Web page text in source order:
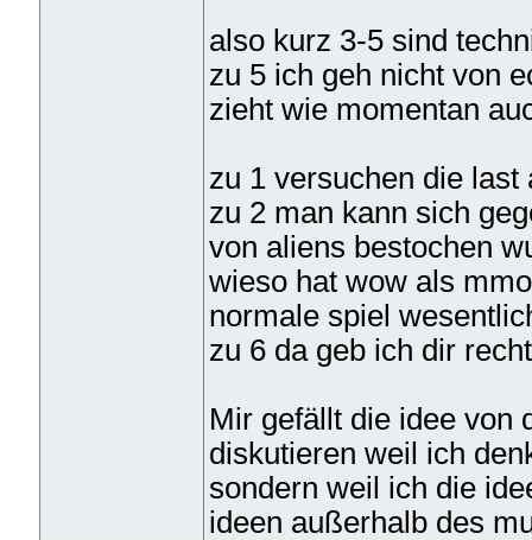
also kurz 3-5 sind
zu 5 ich geh nicht von
zieht wie momentan
zu 1 versuchen die
zu 2 man kann sich
von aliens bestochen
wieso hat wow als
normale spiel
zu 6 da geb ich dir
Mir gefällt die idee von
diskutieren weil ich
sondern weil ich die
ideen außerhalb des